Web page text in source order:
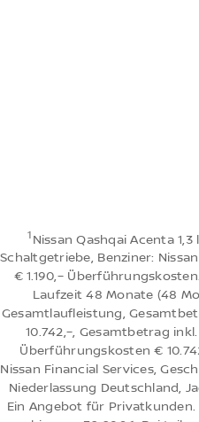
Preisliste
Erhalten Sie detaillierte
in einem PDF
1 Nissan Qashqai Acenta 1,3
Schaltgetriebe, Benziner:
€ 1.190,–
Laufzeit 48 Monate (48
Gesamtlaufleistung,
10.742,–, Gesamtbetrag
Überführungskosten €
Nissan Financial Services,
Niederlassung Deutschland,
Ein Angebot für